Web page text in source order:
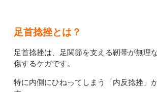
足首捻挫とは？
足首捻挫は、足関節を支える靭帯が無理
傷するケガです。
特に内側にひねってしまう「内反捻挫」